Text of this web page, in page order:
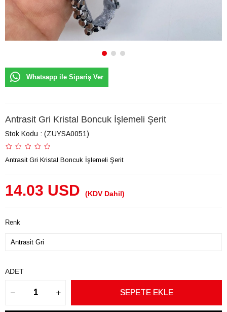
Whatsapp ile Sipariş Ver
Antrasit Gri Kristal Boncuk İşlemeli Şerit
Stok Kodu (ZUYSA0051)
Antrasit Gri Kristal Boncuk İşlemeli Şerit
14.03 USD (KDV Dahil)
Renk
ADET